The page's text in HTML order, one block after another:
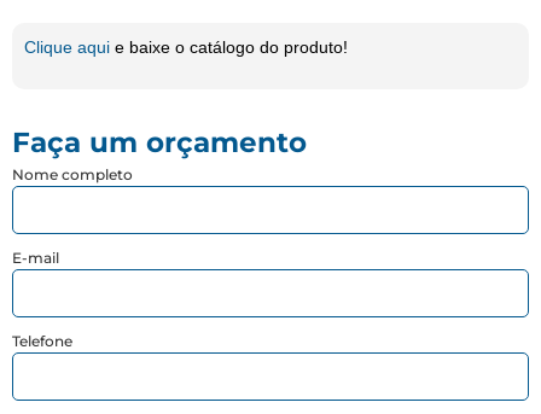
Clique aqui e baixe o catálogo do produto!
Faça um orçamento
Nome completo
E-mail
Telefone